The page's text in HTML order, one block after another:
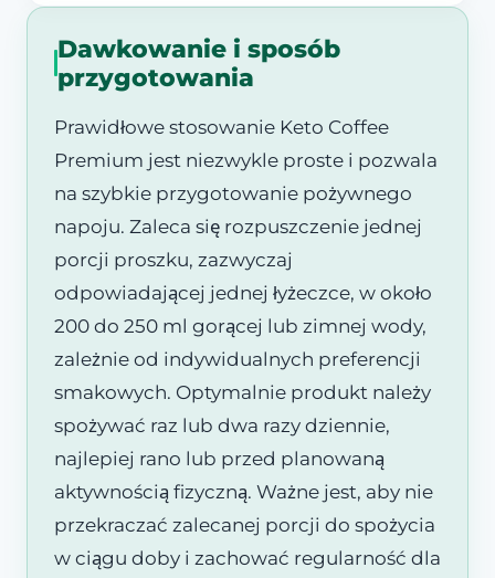
Dawkowanie i sposób
przygotowania
Prawidłowe stosowanie Keto Coffee
Premium jest niezwykle proste i pozwala
na szybkie przygotowanie pożywnego
napoju. Zaleca się rozpuszczenie jednej
porcji proszku, zazwyczaj
odpowiadającej jednej łyżeczce, w około
200 do 250 ml gorącej lub zimnej wody,
zależnie od indywidualnych preferencji
smakowych. Optymalnie produkt należy
spożywać raz lub dwa razy dziennie,
najlepiej rano lub przed planowaną
aktywnością fizyczną. Ważne jest, aby nie
przekraczać zalecanej porcji do spożycia
w ciągu doby i zachować regularność dla